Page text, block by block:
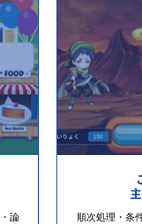
論
順次処理・条